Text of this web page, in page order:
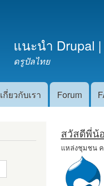
แนะนำ Drupal
ดรูปัลไทย
เกี่ยวกับเรา Forum
สวัสดีพี่น้
แหล่งชุมชน ค